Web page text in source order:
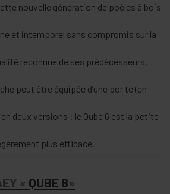
nouvelle génération de poêles à bois
et intemporel sans compromis sur la
reconnue de ses prédécesseurs.
peut être équipée d’une por te (en
deux versions : le Qube 6 est la petite
plus efficace.
« QUBE 8»